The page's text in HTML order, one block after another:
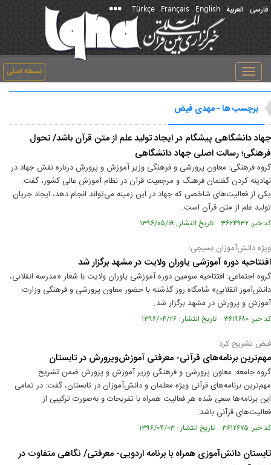
فارسی العربیة English
Français
Türkçe
نسخه اصلی
Toggle
navigation
برچسب ها - مهدی فیض
جهاد دانشگاهی پیشگام در ایجاد تولید علم از متن قرآن باشد/ تحول
فرهنگی؛ رسالت اصلی جهاد دانشگاهی
گروه فرهنگی: معاون پرورشی و فرهنگی وزیر آموزش و پرورش درباره نقش جهاد در
نهادینه کردن گفتمان فرهنگ و مرجعیت قرآن در نظام آموزش عالی کشور، گفت:
یکی از فعالیت‌های شاخصی که جهاد در این زمینه می‌تواند انجام دهد، ایجاد جریان
تولید علم از متن قرآن است.
کد خبر: ۳۶۲۴۹۳۲ تاریخ انتشار : ۱۳۹۶/۰۵/۰۹
ویژه دانش‌آموزان بسیجی؛
افتتاحیه دوره آموزشی یاوران ولایت در مشهد برگزار شد
گروه اجتماعی: افتتاحیه سومین دوره آموزشی یاوران ولایت با شعار «مدرسه انقلابی،
دانش‌آموز انقلابی» شامگاه روز گذشته با حضور معاون پرورشی و فرهنگی وزارت
آموزش و پرورش در مشهد برگزار شد.
کد خبر: ۳۶۱۹۶۸۰ تاریخ انتشار : ۱۳۹۶/۰۴/۲۶
فیض تشریح کرد:
مهم‌ترین برنامه‌های قرآنی- معرفتی آموزش‌وپرورش در تابستان
گروه جامعه: معاون‌ پرورشی و فرهنگی وزیر آموزش‌ و پرورش ضمن تشریح
مهم‌ترین برنامه‌های قرآنی ویژه معلمان و دانش‌آموزان در تابستان، گفت: در تمامی
این برنامه‌ها سعی شده هر فعالیت همراه با تفریحات‌ و به‌صورت ترکیبی از
فعالیت‌های قرآنی باشد.
کد خبر: ۳۶۱۲۶۷۵ تاریخ انتشار : ۱۳۹۶/۰۴/۰۳
تابستان دانش‌آموزی همراه با برنامه اردویی- معرفتی/ نگاهی متفاوت در